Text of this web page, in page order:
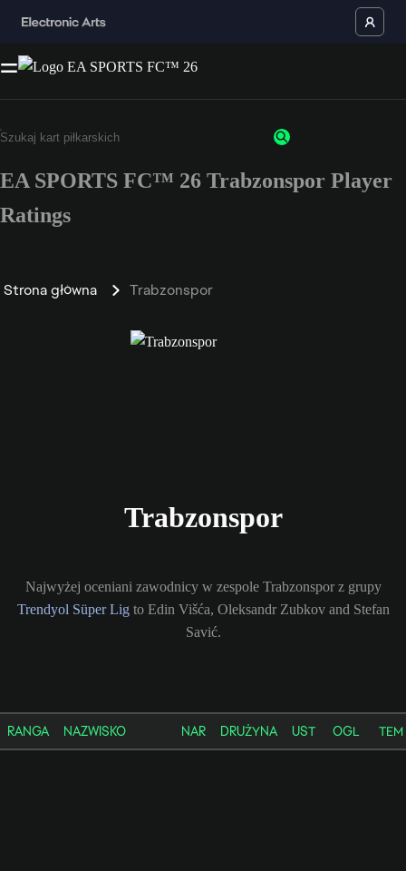
EA SPORTS FC™ 26 Trabzonspor Player
Ratings
Strona główna Trabzonspor
Trabzonspor
Najwyżej oceniani zawodnicy w zespole Trabzonspor z grupy
Trendyol Süper Ligto Edin Višća, Oleksandr Zubkov and Stefan
Savić.
RANGA NAZWISKO NAR DRUŻYNA UST OGL TEM